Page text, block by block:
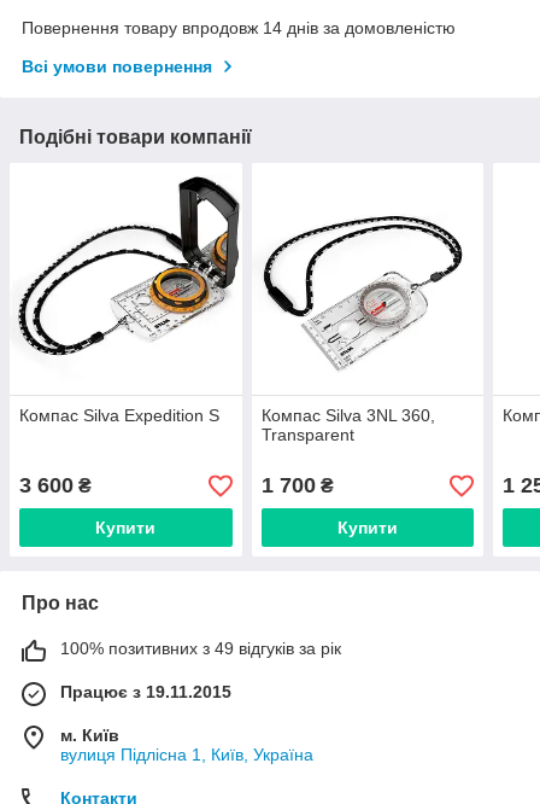
Повернення товару впродовж 14 днів за домовленістю
Всі умови повернення
Подібні товари компанії
Компас Silva Expedition S
3 600 ₴
Купити
Компас Silva 3NL 360,
Transparent
1 700₴
Купити
1
Про нас
100% позитивних з 49 відгуків за рік
Працює з 19.11.2015
м. Київ
вулиця Підлісна 1, Київ, Україна
Контакти